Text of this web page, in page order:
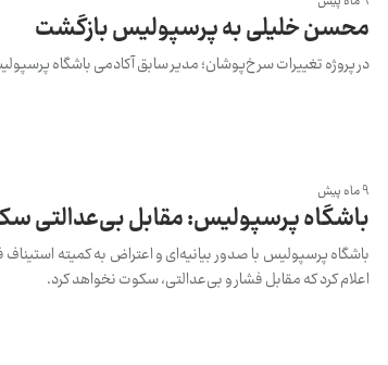
محسن خلیلی به پرسپولیس بازگشت
در پروژه تغییرات سرخ‌پوشان؛ مدیر سابق آکادمی باشگاه
9 ماه پیش
باشگاه پرسپولیس: مقابل بی‌عدالتی
باشگاه پرسپولیس با صدور بیانیه‌ای و اعتراض به کمیته
اعلام کرد که مقابل فشار و بی‌عدالتی، سکوت نخواهد کرد.